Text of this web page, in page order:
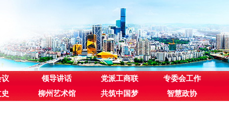
领导讲话 党派工商联 专委会工作
柳州艺术馆 共筑中国梦 智慧政协